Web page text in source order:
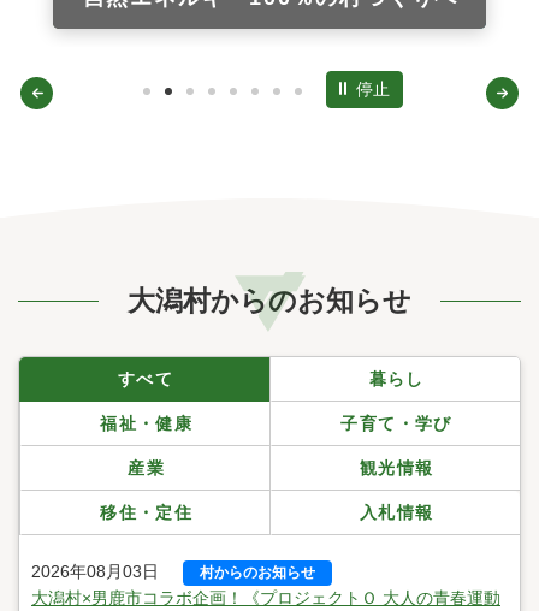
停止
大潟村からのお知らせ
すべて 暮らし
福祉・健康 子育て・学び
産業 観光情報
移住・定住 入札情報
2026年08月03日 村からのお知らせ
大潟村×男鹿市コラボ企画！《プロジェクトＯ 大人の青春運動